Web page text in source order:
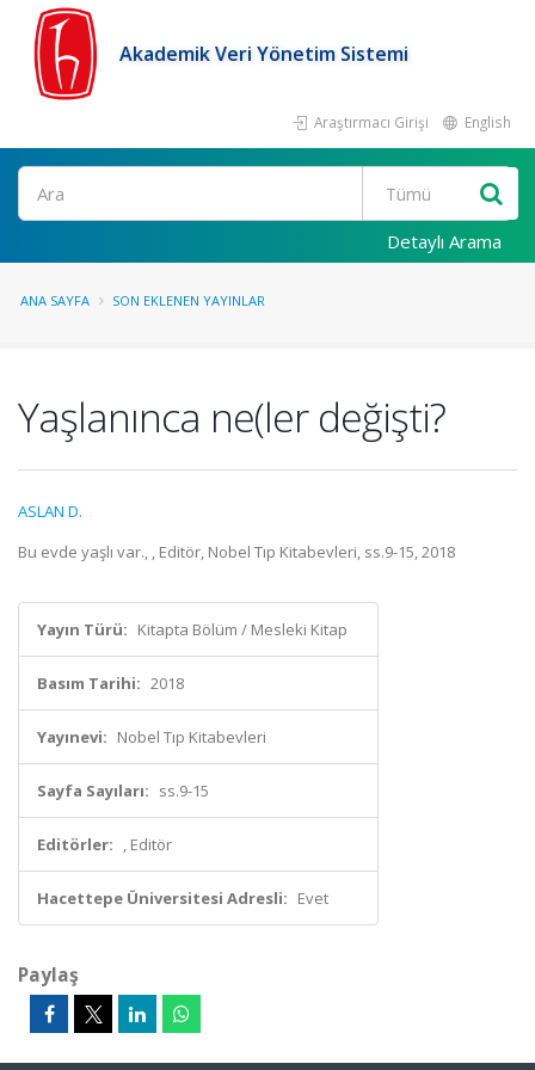
Akademik Veri Yönetim Sistemi
Araştırmacı Girişi English
Ara
Detaylı Arama
ANA SAYFA SON EKLENEN YAYINLAR
Yaşlanınca ne(ler değişti?
ASLAN D.
Bu evde yaşlı var., , Editör, Nobel Tıp Kitabevleri, ss.9-15, 2018
Yayın Türü: Kitapta Bölüm / Mesleki Kitap
Basım Tarihi: 2018
Yayınevi: Nobel Tıp Kitabevleri
Sayfa Sayıları: ss.9-15
Editörler: , Editör
Hacettepe Üniversitesi Adresli: Evet
Paylaş